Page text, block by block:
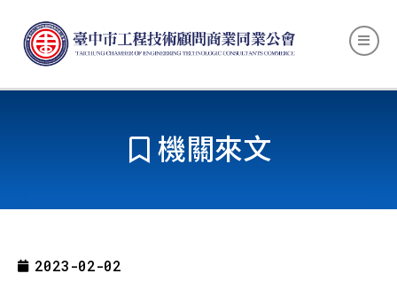
機關來文
2023-02-02